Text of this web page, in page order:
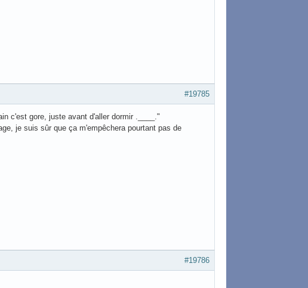
#19785
c'est gore, juste avant d'aller dormir .____."
je suis sûr que ça m'empêchera pourtant pas de
#19786